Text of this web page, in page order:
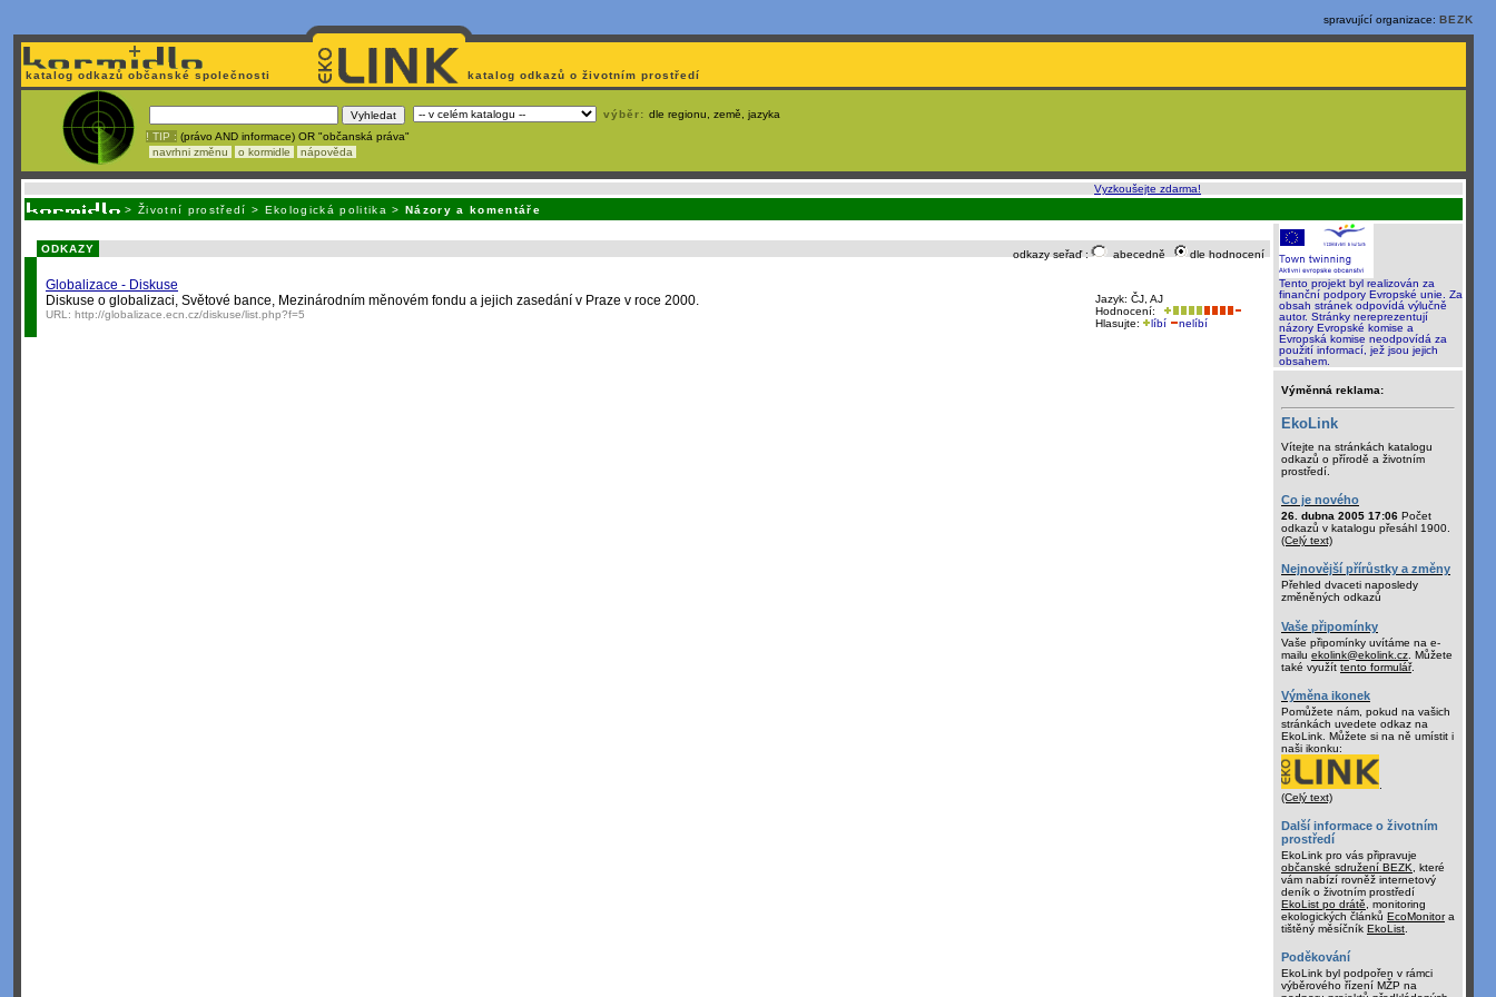
spravující organizace: BEZK
katalog odkazů občanské společnosti katalog odkazů o životním prostředí
výběr: dle regionu, země, jazyka
! TIP : (právo AND informace) OR "občanská práva"
navrhni změnu
o kormidle nápověda
Vyzkoušejte zdarma!
> Životní prostředí > Ekologická politika >Názory a komentáře
odkazy seřaď : abecedně dle hodnocení
ODKAZY
Globalizace - Diskuse
Jazyk: ČJ, AJ
Hodnocení:
Hlasujte:
líbí nelíbí
Diskuse o globalizaci, Světové bance, Mezinárodním měnovém fondu a jejich zasedání v Praze v roce 2000.
URL: http://globalizace.ecn.cz/diskuse/list.php?f=5
Tento projekt byl realizován za
finanční podpory Evropské unie. Za
obsah stránek odpovídá výlučně
autor. Stránky nereprezentují
názory Evropské komise a
Evropská komise neodpovídá za
použití informací, jež jsou jejich
obsahem.
Výměnná reklama:
EkoLink
Vítejte na stránkách katalogu
odkazů o přírodě a životním
prostředí.
Co je nového
26. dubna 2005 17:06 Počet
odkazů v katalogu přesáhl 1900.
(Celý text)
Nejnovější přírůstky a změny
Přehled dvaceti naposledy
změněných odkazů
Vaše připomínky
Vaše připomínky uvítáme na e-
mailu ekolink@ekolink.cz . Můžete
také využít tento formulář.
Výměna ikonek
Pomůžete nám, pokud na vašich
stránkách uvedete odkaz na
EkoLink. Můžete si na ně umístit i
naši ikonku:
(Celý text)
Další informace o životním
prostředí
EkoLink pro vás připravuje
občanské sdružení BEZK , které
vám nabízí rovněž internetový
deník o životním prostředí
EkoList po drátě , monitoring
ekologických článků EcoMonitora
tištěný měsíčník EkoList
Poděkování
EkoLink byl podpořen v rámci
výběrového řízení MŽP na